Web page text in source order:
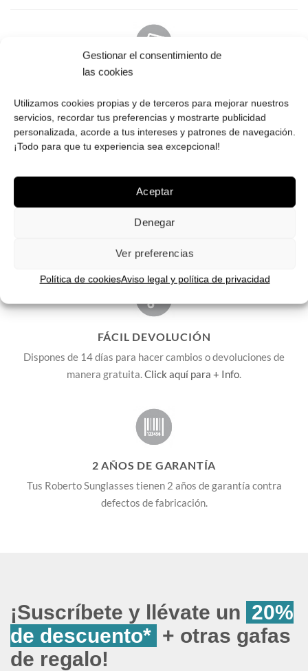
Gestionar el consentimiento de
las cookies
Utilizamos cookies propias y de terceros para mejorar nuestros
servicios, recordar tus preferencias y mostrarte publicidad
personalizada, acorde a tus intereses y patrones de navegación.
¡Todo para que tu experiencia sea excepcional!
Aceptar
Denegar
Ver preferencias
Política de cookiesAviso legal y política de privacidad
Tú eliges cómo pagar tus Roberto: Tarjeta, Pay Pal o contra
reembolso.
ENVÍOS GRATIS
Consulta aquítoda la info relativa a envíos.
We ship to all EU countries.
FÁCIL DEVOLUCIÓN
Dispones de 14 días para hacer cambios o devoluciones de
manera gratuita.Click aquí para + Info.
2 AÑOS DE GARANTÍA
Tus Roberto Sunglasses tienen 2 años de garantía contra
defectos de fabricación.
¡Suscríbete y llévate un 20%
de descuento* + otras gafas
de regalo!